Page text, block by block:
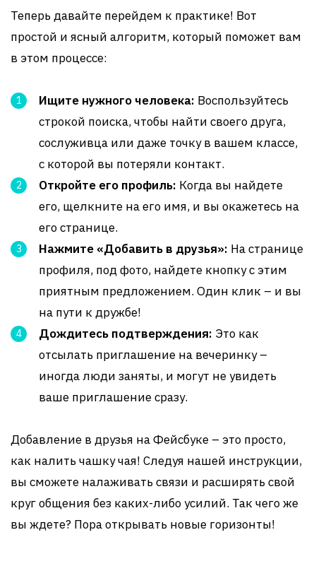
Теперь давайте перейдем к практике! Вот
простой и ясный алгоритм, который поможет вам
в этом процессе:
Ищите нужного человека: Воспользуйтесь
строкой поиска, чтобы найти своего друга,
сослуживца или даже точку в вашем классе,
с которой вы потеряли контакт.
Откройте его профиль: Когда вы найдете
его, щелкните на его имя, и вы окажетесь на
его странице.
Нажмите «Добавить в друзья»: На странице
профиля, под фото, найдете кнопку с этим
приятным предложением. Один клик – и вы
на пути к дружбе!
Дождитесь подтверждения: Это как
отсылать приглашение на вечеринку –
иногда люди заняты, и могут не увидеть
ваше приглашение сразу.
Добавление в друзья на Фейсбуке – это просто,
как налить чашку чая! Следуя нашей инструкции,
вы сможете налаживать связи и расширять свой
круг общения без каких-либо усилий. Так чего же
вы ждете? Пора открывать новые горизонты!